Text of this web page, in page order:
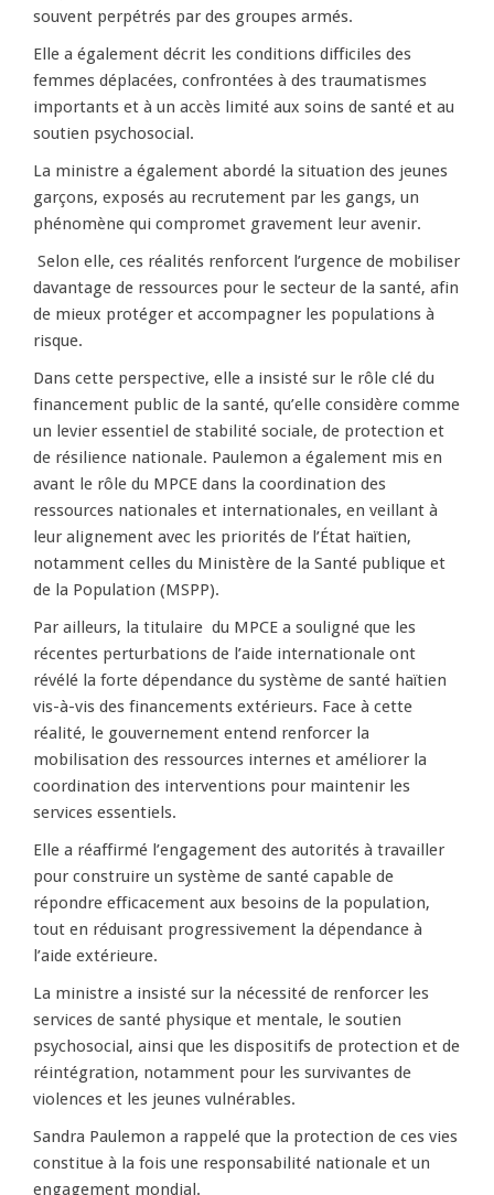
souvent perpétrés par des groupes armés.
Elle a également décrit les conditions difficiles des
femmes déplacées, confrontées à des traumatismes
importants et à un accès limité aux soins de santé et au
soutien psychosocial.
La ministre a également abordé la situation des jeunes
garçons, exposés au recrutement par les gangs, un
phénomène qui compromet gravement leur avenir.
Selon elle, ces réalités renforcent l’urgence de mobiliser
davantage de ressources pour le secteur de la santé, afin
de mieux protéger et accompagner les populations à
risque.
Dans cette perspective, elle a insisté sur le rôle clé du
financement public de la santé, qu’elle considère comme
un levier essentiel de stabilité sociale, de protection et
de résilience nationale. Paulemon a également mis en
avant le rôle du MPCE dans la coordination des
ressources nationales et internationales, en veillant à
leur alignement avec les priorités de l’État haïtien,
notamment celles du Ministère de la Santé publique et
de la Population (MSPP).
Par ailleurs, la titulaire du MPCE a souligné que les
récentes perturbations de l’aide internationale ont
révélé la forte dépendance du système de santé haïtien
vis-à-vis des financements extérieurs. Face à cette
réalité, le gouvernement entend renforcer la
mobilisation des ressources internes et améliorer la
coordination des interventions pour maintenir les
services essentiels.
Elle a réaffirmé l’engagement des autorités à travailler
pour construire un système de santé capable de
répondre efficacement aux besoins de la population,
tout en réduisant progressivement la dépendance à
l’aide extérieure.
La ministre a insisté sur la nécessité de renforcer les
services de santé physique et mentale, le soutien
psychosocial, ainsi que les dispositifs de protection et de
réintégration, notamment pour les survivantes de
violences et les jeunes vulnérables.
Sandra Paulemon a rappelé que la protection de ces vies
constitue à la fois une responsabilité nationale et un
engagement mondial.